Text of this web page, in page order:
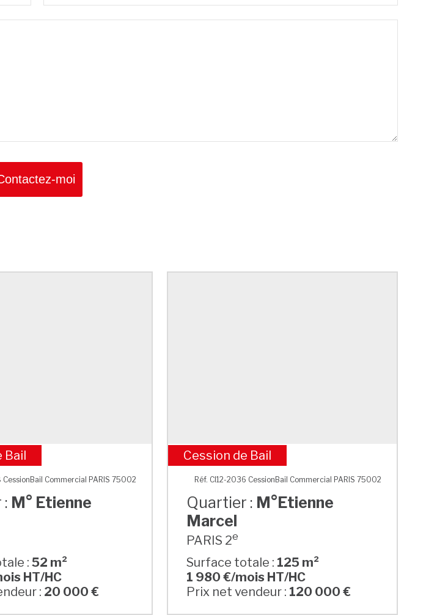
moi
Etienne Marcel
Bail
CessionBail Commercial PARIS 75002
M° Etienne
:52 m²
HT/HC
: 20 000 €
M°Etienne Marcel
Cession de Bail
Réf. CI12-2036 CessionBail Commercial PARIS 75002
Quartier : M°Etienne
Marcel
PARIS 2e
Surface totale : 125 m²
1 980 €/mois HT/HC
Prix net vendeur : 120 000 €